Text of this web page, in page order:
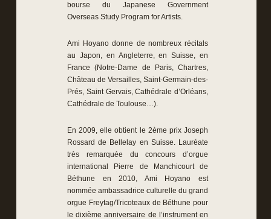
bourse du Japanese Government
Overseas Study Program for Artists.
Ami Hoyano donne de nombreux récitals
au Japon, en Angleterre, en Suisse, en
France (Notre-Dame de Paris, Chartres,
Château de Versailles, Saint-Germain-des-
Prés, Saint Gervais, Cathédrale d’Orléans,
Cathédrale de Toulouse…).
En 2009, elle obtient le 2ème prix Joseph
Rossard de Bellelay en Suisse. Lauréate
très remarquée du concours d’orgue
international Pierre de Manchicourt de
Béthune en 2010, Ami Hoyano est
nommée ambassadrice culturelle du grand
orgue Freytag/Tricoteaux de Béthune pour
le dixième anniversaire de l’instrument en